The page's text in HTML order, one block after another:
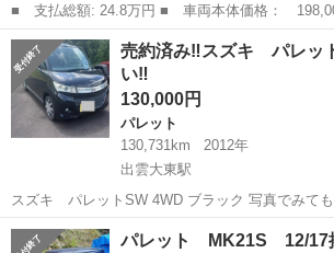
■ 支払総額: 24.8万円 ■ 車両本体価格： 198,000 円 ■ メーカー
名： スズキ ■ 車種名： パレットＳＷ ■ グ
ターボ 両側パワースライドドア キセノンヘッ
メラ ＨＤＤ...
岡山 都窪郡 パレット
売約済み‼︎スズキ パレッ
い‼︎
130,000円
パレット
130,731km
2012年
出雲大東駅
スズキ パレットSW 4WD ブラック 写真でみてもらうとわかりますが
錆が所々にあります。 左フェンダーの錆が結構目
まる、曲がる、エンジン、オイル漏れ、またエア
島根 雲南市 出雲大東駅
パレット MK21S 12/17